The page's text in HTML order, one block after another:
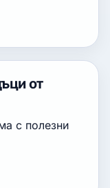
от
с полезни